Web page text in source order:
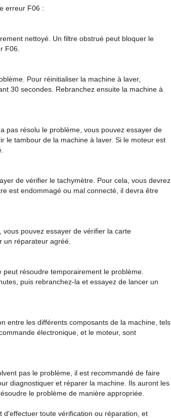
erreur F06 :
nettoyé. Un filtre obstrué peut bloquer le
F06.
Pour réinitialiser la machine à laver,
30 secondes. Rebranchez ensuite la machine à
pas résolu le problème, vous pouvez essayer de
le tambour de la machine à laver. Si le moteur est
de vérifier le tachymètre. Pour cela, vous devrez
est endommagé ou mal connecté, il devra être
pouvez essayer de vérifier la carte
un réparateur agréé.
résoudre temporairement le problème.
puis rebranchez-la et essayez de lancer un
entre les différents composants de la machine, tels
électronique, et le moteur, sont
pas le problème, il est recommandé de faire
diagnostiquer et réparer la machine. Ils auront les
le problème de manière appropriée.
toute vérification ou réparation, et